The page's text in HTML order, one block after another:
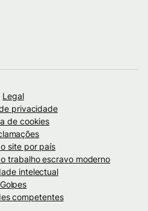
Legal
privacidade
de cookies
site por país
trabalho escravo moderno
intelectual
Golpes
competentes